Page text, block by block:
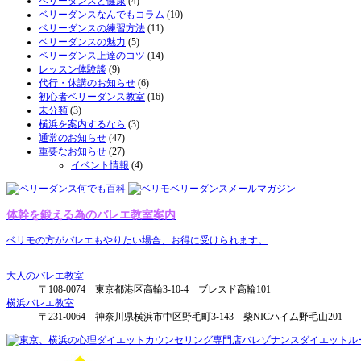
ベリーダンスなんでもコラム (10)
ベリーダンスの練習方法 (11)
ベリーダンスの魅力 (5)
ベリーダンス上達のコツ (14)
レッスン体験談 (9)
代行・休講のお知らせ (6)
初心者ベリーダンス教室 (16)
未分類 (3)
横浜を案内するなら (3)
通常のお知らせ (47)
重要なお知らせ (27)
イベント情報 (4)
体幹を鍛える為のバレエ教室案内
ベリモの方がバレエもやりたい場合、お得に受けられます。
大人のバレエ教室
〒108-0074 東京都港区高輪3-10-4 ブレスド高輪101
横浜バレエ教室
〒231-0064 神奈川県横浜市中区野毛町3-143 柴NICハイム野毛山201